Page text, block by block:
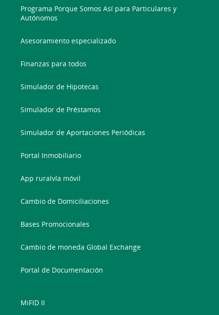
Programa Porque Somos Así para Particulares y
Autónomos
Asesoramiento especializado
Finanzas para todos
Simulador de Hipotecas
Simulador de Préstamos
Simulador de Aportaciones Periódicas
Portal Inmobiliario
App ruralvía móvil
Cambio de Domiciliaciones
Bases Promocionales
Cambio de moneda Global Exchange
Portal de Documentación
MiFID II